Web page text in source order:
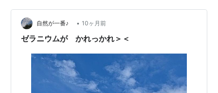
自然が一番♪ • 10ヶ月前
ゼラニウムが かれっかれ＞＜